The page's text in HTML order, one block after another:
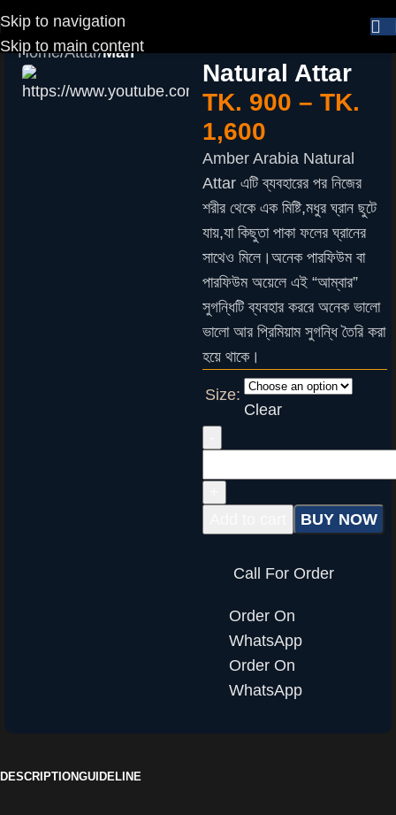
Skip to navigation
Skip to main content
Home Attar Man
Natural Attar
TK. 900 – TK.
1,600
Amber Arabia Natural
Attar এটি ব্যবহারের পর নিজের
শরীর থেকে এক মিষ্টি,মধুর ঘ্রান ছুটে
যায়,যা কিছুতা পাকা ফলের ঘ্রানের
সাথেও মিলে।অনেক পারফিউম বা
পারফিউম অয়েলে এই “আম্বার”
সুগন্ধিটি ব্যবহার কররে অনেক ভালো
ভালো আর প্রিমিয়াম সুগন্ধি তৈরি করা
হয়ে থাকে।
Size:
Clear
BUY NOW
Call For Order
Order On
WhatsApp
Order On
WhatsApp
DESCRIPTIONGUIDELINE